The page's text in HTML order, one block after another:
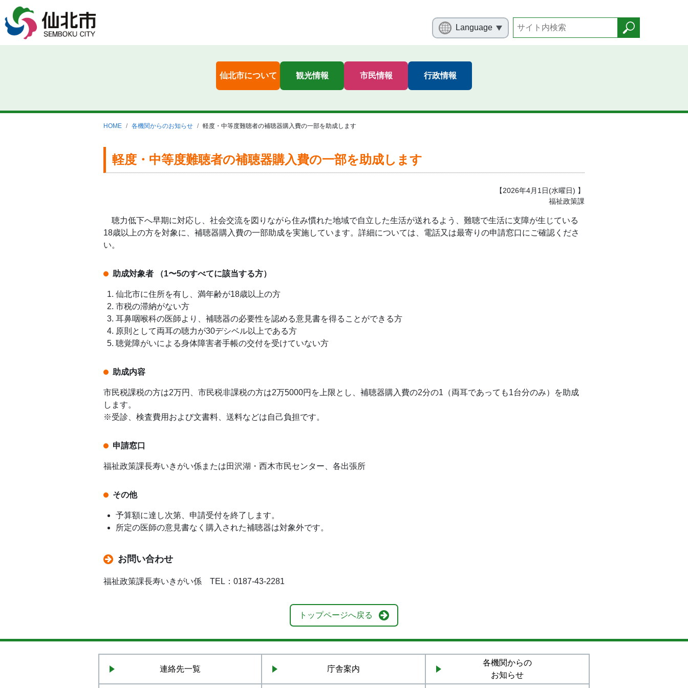
Language
仙北市について 観光情報 市民情報 行政情報
HOME 各機関からのお知らせ 軽度・中等度難聴者の補聴器購入費の一部を助成します
軽度・中等度難聴者の補聴器購入費の一部を助成します
【2026年4月1日(水曜日) 】
福祉政策課
聴力低下へ早期に対応し、社会交流を図りながら住み慣れた地域で自立した生活が送れるよう、難聴で生活に支障が生じている
18歳以上の方を対象に、補聴器購入費の一部助成を実施しています。詳細については、電話又は最寄りの申請窓口にご確認くださ
い。
助成対象者 （1〜5のすべてに該当する方）
仙北市に住所を有し、満年齢が18歳以上の方
市税の滞納がない方
耳鼻咽喉科の医師より、補聴器の必要性を認める意見書を得ることができる方
原則として両耳の聴力が30デシベル以上である方
聴覚障がいによる身体障害者手帳の交付を受けていない方
助成内容
市民税課税の方は2万円、市民税非課税の方は2万5000円を上限とし、補聴器購入費の2分の1（両耳であっても1台分のみ）を助成
します。
※受診、検査費用および文書料、送料などは自己負担です。
申請窓口
福祉政策課長寿いきがい係または田沢湖・西木市民センター、各出張所
その他
予算額に達し次第、申請受付を終了します。
所定の医師の意見書なく購入された補聴器は対象外です。
お問い合わせ
福祉政策課長寿いきがい係 TEL：0187-43-2281
トップページへ戻る
連絡先一覧 庁舎案内
各機関からの
お知らせ